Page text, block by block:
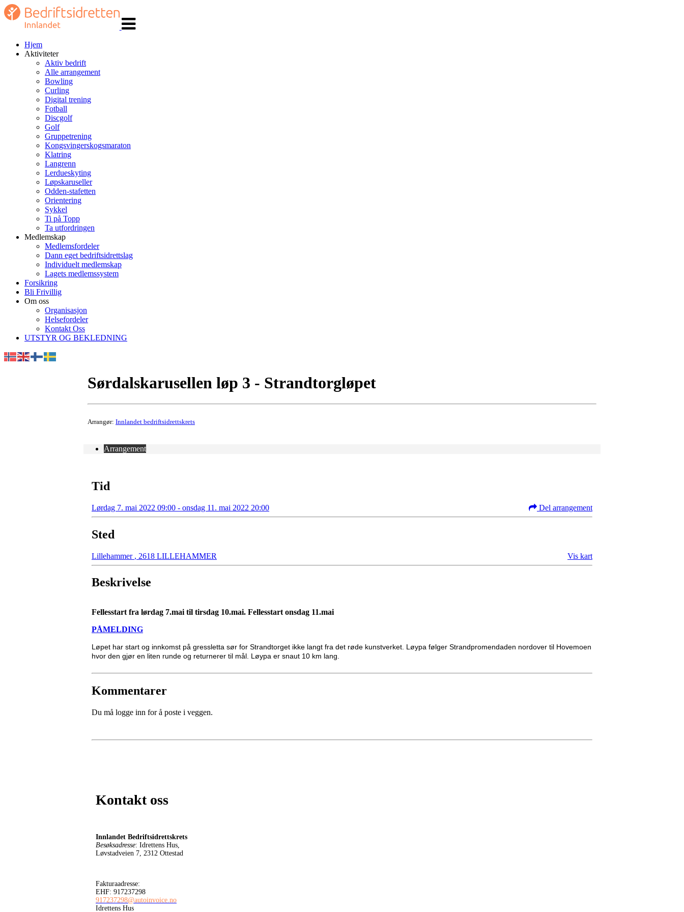
navigasjon
Hjem
Aktiviteter
Aktiv bedrift
Alle arrangement
Bowling
Curling
Digital trening
Fotball
Discgolf
Golf
Gruppetrening
Kongsvingerskogsmaraton
Klatring
Langrenn
Lerdueskyting
Løpskaruseller
Odden-stafetten
Orientering
Sykkel
Ti på Topp
Ta utfordringen
Medlemskap
Medlemsfordeler
Dann eget bedriftsidrettslag
Individuelt medlemskap
Lagets medlemssystem
Forsikring
Bli Frivillig
Om oss
Organisasjon
Helsefordeler
Kontakt Oss
UTSTYR OG BEKLEDNING
Sørdalskarusellen løp 3 - Strandtorgløpet
Arrangør: Innlandet bedriftsidrettskrets
Arrangement
Tid
Lørdag 7. mai 2022 09:00 - onsdag 11. mai 2022 20:00 Del arrangement
Sted
Lillehammer , 2618 LILLEHAMMER Vis kart
Beskrivelse
Fellesstart fra lørdag 7.mai til tirsdag 10.mai. Fellesstart onsdag 11.mai
PÅMELDING
Løpet har start og innkomst på gressletta sør for Strandtorget ikke langt fra det røde kunstverket. Løypa følger Strandpromendaden nordover til Hovemoen
hvor den gjør en liten runde og returnerer til mål. Løypa er snaut 10 km lang.
Kommentarer
Du må logge inn for å poste i veggen.
Kontakt oss
Innlandet Bedriftsidrettskrets
Besøksadresse: Idrettens Hus,
Løvstadveien 7, 2312 Ottestad
Fakturaadresse:
EHF: 917237298
917237298@autoinvoice.no
Idrettens Hus